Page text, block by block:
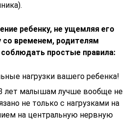
ребенку, не ущемляя его
со временем, родителям
простые правила:
нагрузки вашего ребенка!
лет малышам лучше вообще не
не только с нагрузками на
на центральную нервную